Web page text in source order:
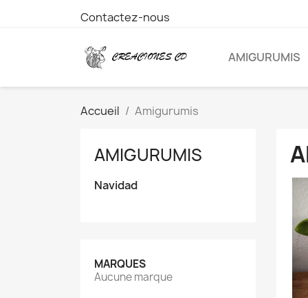
Contactez-nous
AMIGURUMIS
Accueil Amigurumis
AMIGURUMIS
Navidad
MARQUES
Aucune marque